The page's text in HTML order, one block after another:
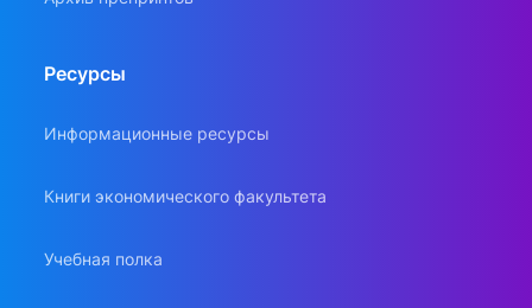
Ресурсы
Информационные ресурсы
Книги экономического факультета
Учебная полка